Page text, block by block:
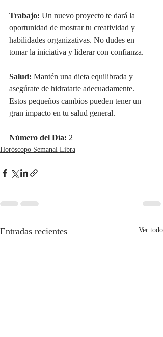
Trabajo: Un nuevo proyecto te dará la
oportunidad de mostrar tu creatividad y
habilidades organizativas. No dudes en
tomar la iniciativa y liderar con confianza.
Salud: Mantén una dieta equilibrada y
asegúrate de hidratarte adecuadamente.
Estos pequeños cambios pueden tener un
gran impacto en tu salud general.
Número del Día: 2
Horóscopo Semanal Libra
Entradas recientes Ver todo